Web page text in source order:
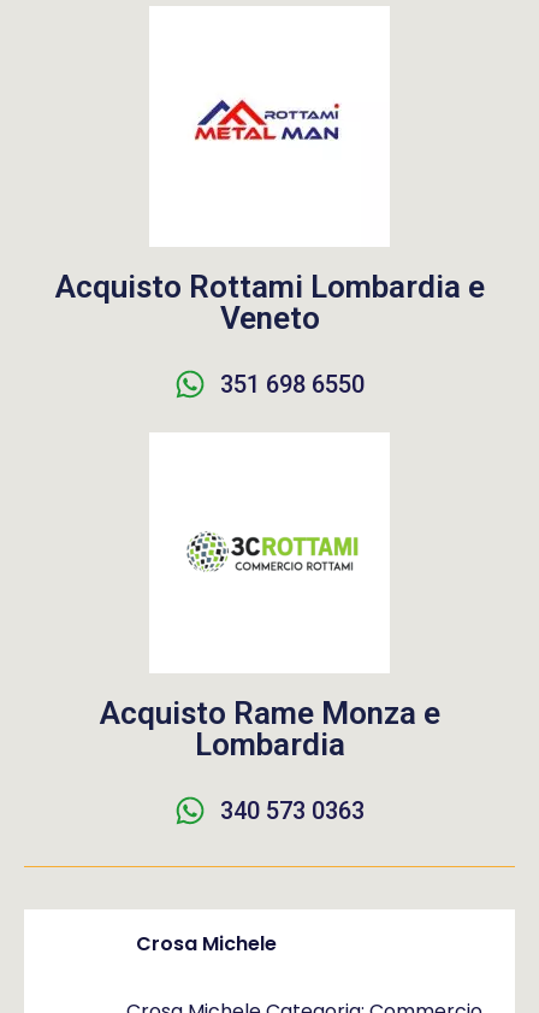
Acquisto Rottami Lombardia e
Veneto
351 698 6550
Acquisto Rame Monza e
Lombardia
340 573 0363
Crosa Michele